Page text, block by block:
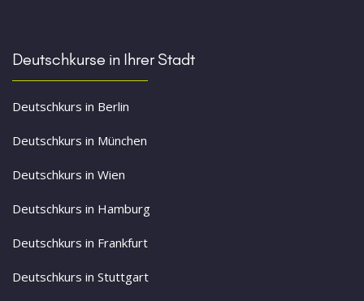
Deutschkurse in Ihrer Stadt
Deutschkurs in Berlin
Deutschkurs in München
Deutschkurs in Wien
Deutschkurs in Hamburg
Deutschkurs in Frankfurt
Deutschkurs in Stuttgart